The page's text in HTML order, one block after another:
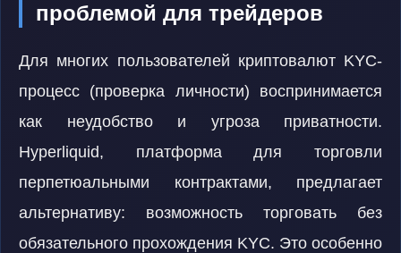
проблемой для трейдеров
Для многих пользователей криптовалют KYC-
процесс (проверка личности) воспринимается
как неудобство и угроза приватности.
Hyperliquid, платформа для торговли
перпетюальными контрактами, предлагает
альтернативу: возможность торговать без
обязательного прохождения KYC. Это особенно